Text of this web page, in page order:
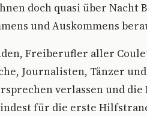
doch quasi über Nacht
und Auskommens
Freiberufler aller
Journalisten, Tänzer
verlassen und
für die erste